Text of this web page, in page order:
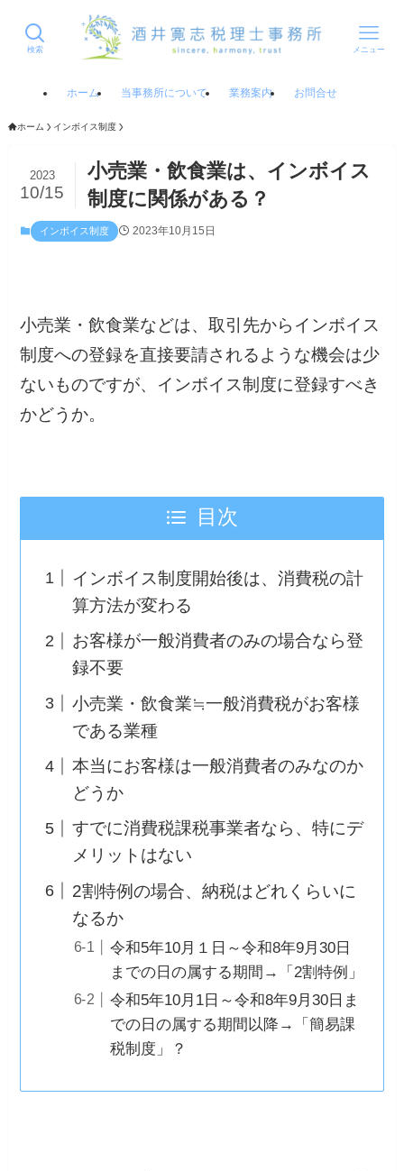
検索 メニュー
ホーム 当事務所について 業務案内 お問合せ
ホーム インボイス制度
小売業・飲食業は、インボイス
制度に関係がある？
2023
10/15
インボイス制度 2023年10月15日
小売業・飲食業などは、取引先からインボイス
制度への登録を直接要請されるような機会は少
ないものですが、インボイス制度に登録すべき
かどうか。
目次
インボイス制度開始後は、消費税の計
算方法が変わる
お客様が一般消費者のみの場合なら登
録不要
小売業・飲食業≒一般消費税がお客様
である業種
本当にお客様は一般消費者のみなのか
どうか
すでに消費税課税事業者なら、特にデ
メリットはない
2割特例の場合、納税はどれくらいに
なるか
令和5年10月１日～令和8年9月30日
までの日の属する期間→「2割特例」
令和5年10月1日～令和8年9月30日ま
での日の属する期間以降→「簡易課
税制度」？